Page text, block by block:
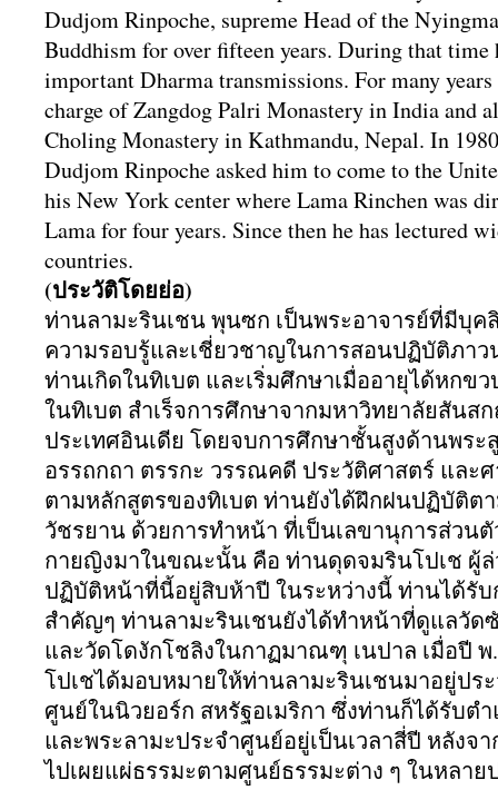
Dudjom Rinpoche, supreme Head of the
Buddhism for over fifteen years. During that time
important Dharma transmissions. For many
charge of Zangdog Palri Monastery in India and
Choling Monastery in Kathmandu, Nepal. In
Dudjom Rinpoche asked him to come to the
his New York center where Lama Rinchen was
Lama for four years. Since then he has lectured
countries.
(ประวัติโดยย่อ)
ท่านลามะรินเชน พุนซก เป็นพระอาจารย์ที่มีบุค
ความรอบรู้และเชี่ยวชาญในการสอนปฏิบัติภาว
ท่านเกิดในทิเบต และเริ่มศึกษาเมื่ออายุได้หกขว
ในทิเบต สำเร็จการศึกษาจากมหาวิทยาลัยสันส
ประเทศอินเดีย โดยจบการศึกษาชั้นสูงด้านพระ
อรรถกถา ตรรกะ วรรณคดี ประวัติศาสตร์ และ
ตามหลักสูตรของทิเบต ท่านยังได้ฝึกฝนปฏิบัติต
วัชรยาน ด้วยการทำหน้า ที่เป็นเลขานุการส่วน
กายญิงมาในขณะนั้น คือ ท่านดุดจมรินโปเช ผู้ล่
ปฏิบัติหน้าที่นี้อยู่สิบห้าปี ในระหว่างนี้ ท่านได้รั
สำคัญๆ ท่านลามะรินเชนยังได้ทำหน้าที่ดูแลวัด
และวัดโดงักโชลิงในกาฏมาณฑุ เนปาล เมื่อปี
โปเชได้มอบหมายให้ท่านลามะรินเชนมาอยู่ปร
ศูนย์ในนิวยอร์ก สหรัฐอเมริกา ซึ่งท่านก็ได้รับต
และพระลามะประจำศูนย์อยู่เป็นเวลาสี่ปี หลังจ
ไปเผยแผ่ธรรมะตามศูนย์ธรรมะต่าง ๆ ในหลาย